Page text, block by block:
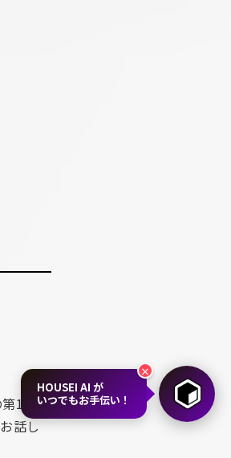
1子出
話し
HOUSEI AI が
いつでもお手伝い！
×